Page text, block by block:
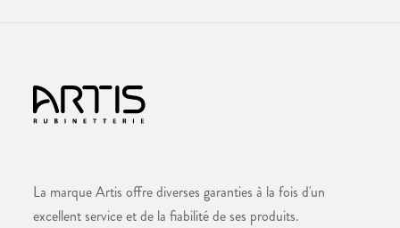
La marque Artis offre diverses garanties à la fois d'un
excellent service et de la fiabilité de ses produits.